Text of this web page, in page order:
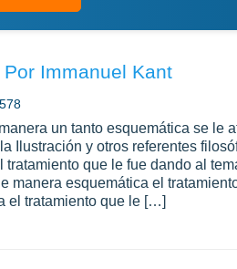
Immanuel Kant
un tanto esquemática se le
Ilustración y otros referentes
tratamiento que le fue dando al
manera esquemática el
el tratamiento que le […]